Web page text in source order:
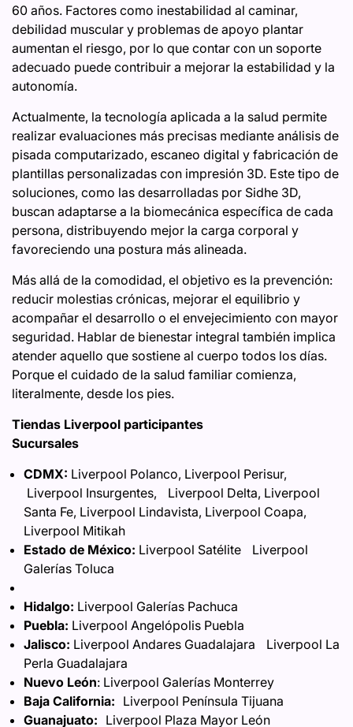
60 años. Factores como inestabilidad al caminar,
debilidad muscular y problemas de apoyo plantar
aumentan el riesgo, por lo que contar con un soporte
adecuado puede contribuir a mejorar la estabilidad y la
autonomía.
Actualmente, la tecnología aplicada a la salud permite
realizar evaluaciones más precisas mediante análisis de
pisada computarizado, escaneo digital y fabricación de
plantillas personalizadas con impresión 3D. Este tipo de
soluciones, como las desarrolladas por Sidhe 3D,
buscan adaptarse a la biomecánica específica de cada
persona, distribuyendo mejor la carga corporal y
favoreciendo una postura más alineada.
Más allá de la comodidad, el objetivo es la prevención:
reducir molestias crónicas, mejorar el equilibrio y
acompañar el desarrollo o el envejecimiento con mayor
seguridad. Hablar de bienestar integral también implica
atender aquello que sostiene al cuerpo todos los días.
Porque el cuidado de la salud familiar comienza,
literalmente, desde los pies.
Tiendas Liverpool participantes
Sucursales
CDMX: Liverpool Polanco, Liverpool Perisur,
Liverpool Insurgentes, Liverpool Delta, Liverpool
Santa Fe, Liverpool Lindavista, Liverpool Coapa,
Liverpool Mitikah
Estado de México: Liverpool Satélite Liverpool
Galerías Toluca
Hidalgo: Liverpool Galerías Pachuca
Puebla: Liverpool Angelópolis Puebla
Jalisco: Liverpool Andares Guadalajara Liverpool La
Perla Guadalajara
Nuevo León: Liverpool Galerías Monterrey
Baja California: Liverpool Península Tijuana
Guanajuato: Liverpool Plaza Mayor León